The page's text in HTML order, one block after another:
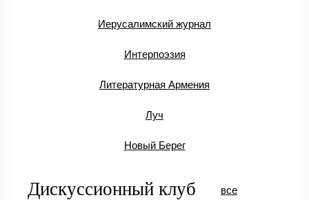
Иерусалимский журнал
Интерпоэзия
Литературная Армения
Луч
Новый Берег
Дискуссионный клуб все